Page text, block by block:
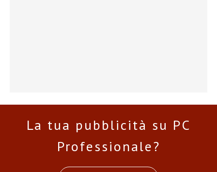
La tua pubblicità su PC
Professionale?